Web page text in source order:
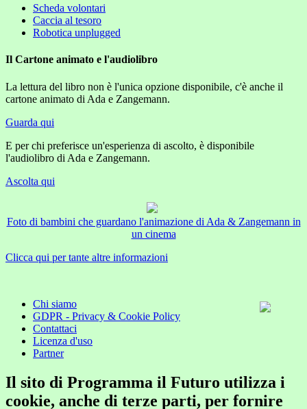
Scheda volontari
Caccia al tesoro
Robotica unplugged
Il Cartone animato e l'audiolibro
La lettura del libro non è l'unica opzione disponibile, c'è anche il
cartone animato di Ada e Zangemann.
Guarda qui
E per chi preferisce un'esperienza di ascolto, è disponibile
l'audiolibro di Ada e Zangemann.
Ascolta qui
Foto di bambini che guardano l'animazione di Ada & Zangemann in
un cinema
Clicca qui per tante altre informazioni
Chi siamo
GDPR - Privacy & Cookie Policy
Contattaci
Licenza d'uso
Partner
Il sito di Programma il Futuro utilizza i
cookie, anche di terze parti, per fornire